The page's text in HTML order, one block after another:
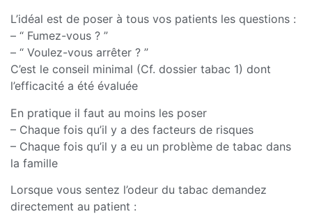
L’idéal est de poser à tous vos patients les questions :
– “ Fumez-vous ? ”
– “ Voulez-vous arrêter ? ”
C’est le conseil minimal (Cf. dossier tabac 1) dont
l’efficacité a été évaluée
En pratique il faut au moins les poser
– Chaque fois qu’il y a des facteurs de risques
– Chaque fois qu’il y a eu un problème de tabac dans
la famille
Lorsque vous sentez l’odeur du tabac demandez
directement au patient :